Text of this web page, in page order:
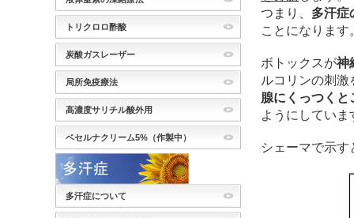
つまり、 多汗症
ことになります
ボトックスが神
ルコリンの刺
腺にくっつくと
ようにしていま
シェーマで示
トリクロロ酢酸
炭酸ガスレーザー
局所免疫療法
高濃度サリチル酸外用
ベセルナクリーム5%（作製中）
多汗症について